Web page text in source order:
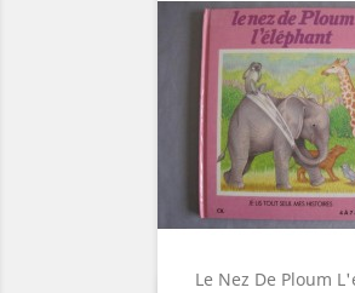
Le Nez De Ploum